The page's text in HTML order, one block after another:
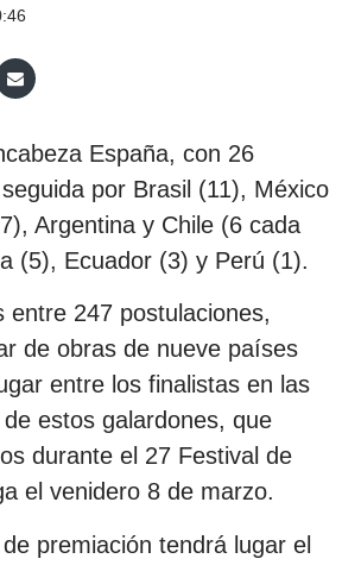
España, con 26
por Brasil (11), México
Argentina y Chile (6 cada
(5), Ecuador (3) y Perú (1).
entre 247 postulaciones,
de obras de nueve países
entre los finalistas en las
estos galardones, que
durante el 27 Festival de
el venidero 8 de marzo.
premiación tendrá lugar el